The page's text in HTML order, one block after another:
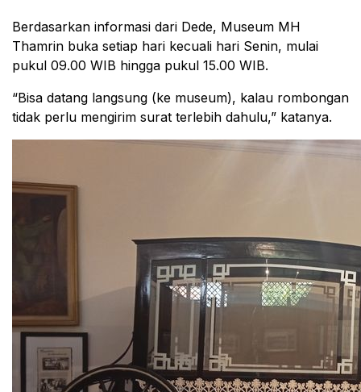
Berdasarkan informasi dari Dede, Museum MH
Thamrin buka setiap hari kecuali hari Senin, mulai
pukul 09.00 WIB hingga pukul 15.00 WIB.
“Bisa datang langsung (ke museum), kalau rombongan
tidak perlu mengirim surat terlebih dahulu,” katanya.